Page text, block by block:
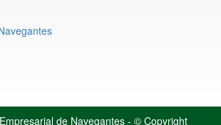
de Navegantes - © Copyright